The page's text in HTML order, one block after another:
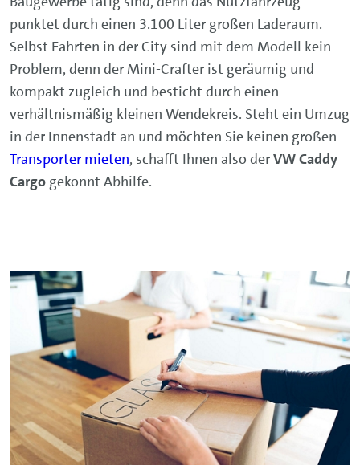
punktet durch einen 3.100 Liter großen Laderaum.
Selbst Fahrten in der City sind mit dem Modell kein
Problem, denn der Mini-Crafter ist geräumig und
kompakt zugleich und besticht durch einen
verhältnismäßig kleinen Wendekreis. Steht ein Umzug
in der Innenstadt an und möchten Sie keinen großen
Transporter mieten, schafft Ihnen also derVW Caddy
Cargo gekonnt Abhilfe.